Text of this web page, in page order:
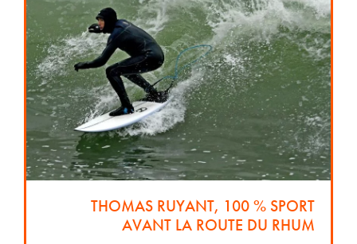
THOMAS RUYANT, 100 % SPORT
AVANT LA ROUTE DU RHUM